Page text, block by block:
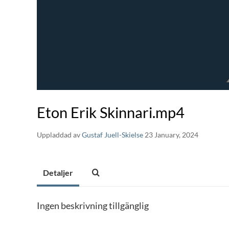
Eton Erik Skinnari.mp4
Uppladdad avGustaf Juell-Skielse 23 January, 2024
Detaljer
Ingen beskrivning tillgänglig